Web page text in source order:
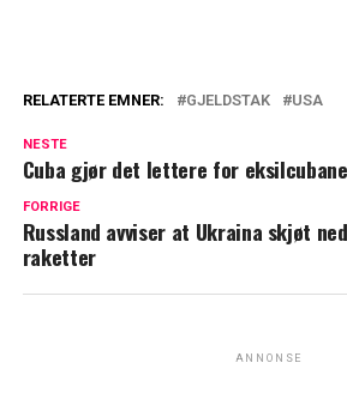
RELATERTE EMNER: GJELDSTAK USA
NESTE
Cuba gjør det lettere for
FORRIGE
Russland avviser at Ukraina skjøt
raketter
ANNONSE